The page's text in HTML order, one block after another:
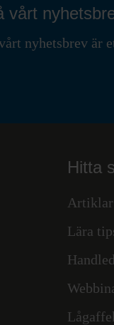
vårt
nyhetsbrev är
Hitta
Artiklar
Lära